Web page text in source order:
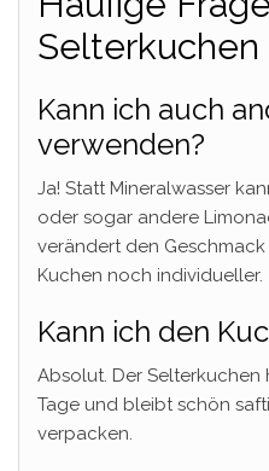
Selterkuchen
Kann ich auch
verwenden?
Ja! Statt Mineralwasser
oder sogar andere
verändert den
Kuchen noch individueller.
Kann ich den
Absolut. Der Selterkuchen
Tage und bleibt schön
verpacken.